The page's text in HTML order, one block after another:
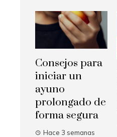
Consejos para
iniciar un
ayuno
prolongado de
forma segura
Hace 3 semanas